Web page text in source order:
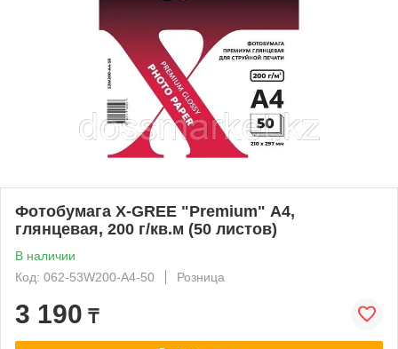
Фотобумага X-GREE "Premium" А4,
глянцевая, 200 г/кв.м (50 листов)
В наличии
Код: 062-53W200-А4-50
Розница
3 190 ₸